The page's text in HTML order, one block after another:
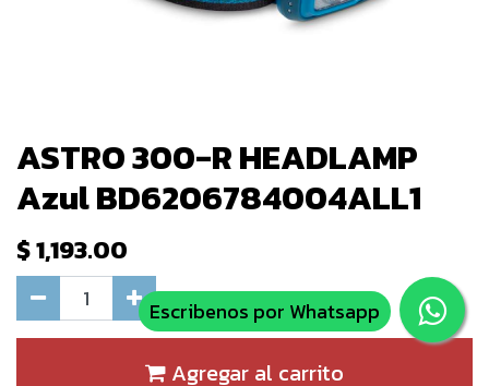
ASTRO 300-R HEADLAMP
Azul BD6206784004ALL1
$1,193.00
Agregar al carrito
Escribenos por Whatsapp